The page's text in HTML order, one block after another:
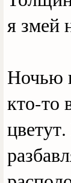
я змей
Ночью
кто-то